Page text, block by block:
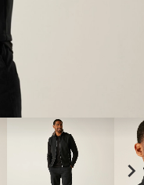
chevron_right